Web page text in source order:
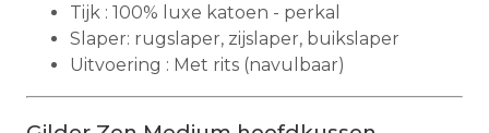
Tijk : 100% luxe katoen - perkal
Slaper: rugslaper, zijslaper, buikslaper
Uitvoering : Met rits (navulbaar)